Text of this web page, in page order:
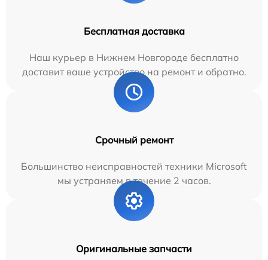
Бесплатная доставка
Наш курьер в Нижнем Новгороде бесплатно
доставит ваше устройство на ремонт и обратно.
Срочный ремонт
Большинство неисправностей техники Microsoft
мы устраняем в течение 2 часов.
Оригинальные запчасти